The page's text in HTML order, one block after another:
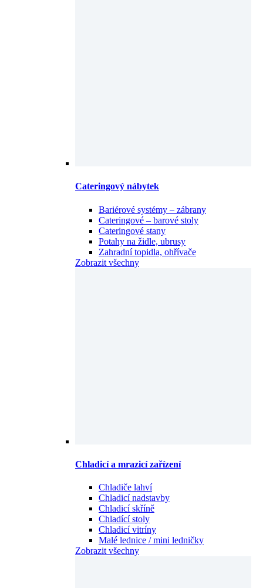
Cateringový nábytek
Bariérové systémy – zábrany
Cateringové – barové stoly
Cateringové stany
Potahy na židle, ubrusy
Zahradní topidla, ohřívače
Zobrazit všechny
Chladicí a mrazicí zařízení
Chladiče lahví
Chladicí nadstavby
Chladicí skříně
Chladící stoly
Chladicí vitríny
Malé lednice / mini ledničky
Zobrazit všechny